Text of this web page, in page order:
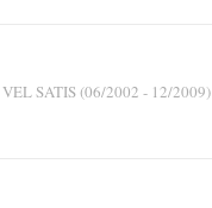
VEL SATIS (06/2002 - 12/2009)